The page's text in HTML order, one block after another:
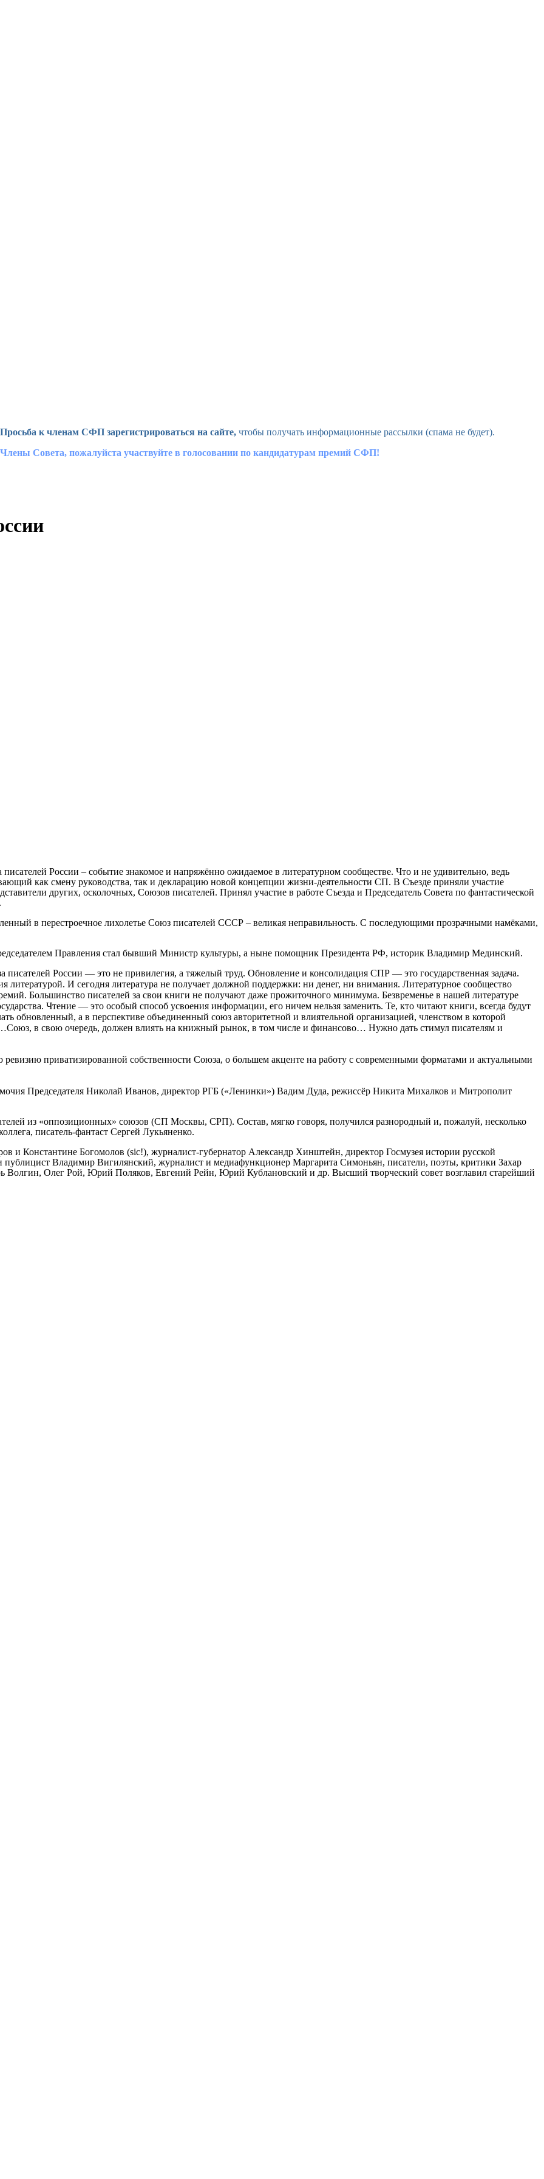
Просьба к членам СФП зарегистрироваться на сайте, чтобы получать информационные рассылки (спама не будет).
Члены Совета, пожалуйста участвуйте в голосовании по кандидатурам премий СФП!
писателей России – событие знакомое и напряжённо ожидаемое в литературном сообществе. Что и не удивительно, ведь
как смену руководства, так и декларацию новой концепции жизни-деятельности СП. В Съезде приняли участие
других, осколочных, Союзов писателей. Принял участие в работе Съезда и Председатель Совета по фантастической
в перестроечное лихолетье Союз писателей СССР – великая неправильность. С последующими прозрачными намёками,
Правления стал бывший Министр культуры, а ныне помощник Президента РФ, историк Владимир Мединский.
России — это не привилегия, а тяжелый труд. Обновление и консолидация СПР — это государственная задача.
литературой. И сегодня литература не получает должной поддержки: ни денег, ни внимания. Литературное сообщество
Большинство писателей за свои книги не получают даже прожиточного минимума. Безвременье в нашей литературе
Чтение — это особый способ усвоения информации, его ничем нельзя заменить. Те, кто читают книги, всегда будут
обновленный, а в перспективе объединенный союз авторитетной и влиятельной организацией, членством в которой
в свою очередь, должен влиять на книжный рынок, в том числе и финансово… Нужно дать стимул писателям и
приватизированной собственности Союза, о большем акценте на работу с современными форматами и актуальными
Председателя Николай Иванов, директор РГБ («Ленинки») Вадим Дуда, режиссёр Никита Михалков и Митрополит
из «оппозиционных» союзов (СП Москвы, СРП). Состав, мягко говоря, получился разнородный и, пожалуй, несколько
писатель-фантаст Сергей Лукьяненко.
и Константине Богомолов (sic!), журналист-губернатор Александр Хинштейн, директор Госмузея истории русской
Владимир Вигилянский, журналист и медиафункционер Маргарита Симоньян, писатели, поэты, критики Захар
Олег Рой, Юрий Поляков, Евгений Рейн, Юрий Кублановский и др. Высший творческий совет возглавил старейший